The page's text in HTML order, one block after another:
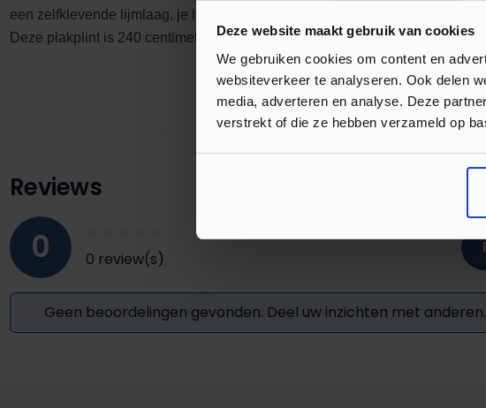
Deze website maakt gebruik van cookies
We gebruiken cookies om content en
websiteverkeer te analyseren. Ook delen
media, adverteren en analyse. Deze
verstrekt of die ze hebben verzameld op
een zelfklevende lijmlaag, je hoeft dan ook geen lijm aan te schaffen om de
Deze plakplint is 240 centimeter lang waardoor je snel meters kunt maken.
Reviews
0 0 review(s)
Geen beoordelingen gevonden. Deel uw inzichten met anderen.